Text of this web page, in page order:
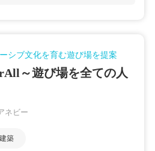
シブ文化を育む遊び場を提案
～遊び場を全ての人
ネビー
築